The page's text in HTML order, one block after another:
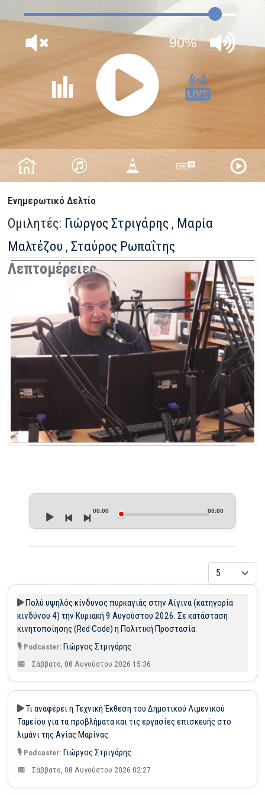
Ενημερωτικό Δελτίο
Ομιλητές: Γιώργος Στριγάρης , Μαρία
Μαλτέζου ,Σταύρος Ρωπαΐτης
Λεπτομέρειες
Audio
Player
00:00 00:00
Πολύ υψηλός κίνδυνος πυρκαγιάς στην Αίγινα (κατηγορία
κινδύνου 4) την Κυριακή 9 Αυγούστου 2026. Σε κατάσταση
κινητοποίησης (Red Code) η Πολιτική Προστασία.
Γιώργος Στριγάρης
Σάββατο, 08 Αυγούστου 2026 15:36
Τι αναφέρει η Τεχνική Έκθεση του Δημοτικού Λιμενικού
Ταμείου για τα προβλήματα και τις εργασίες επισκευής στο
λιμάνι της Αγίας Μαρίνας.
Γιώργος Στριγάρης
Σάββατο, 08 Αυγούστου 2026 02:27